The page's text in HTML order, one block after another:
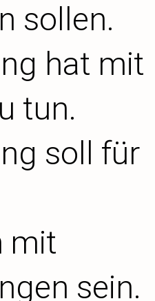
sollen.
hat mit
tun.
soll für
mit
sein.